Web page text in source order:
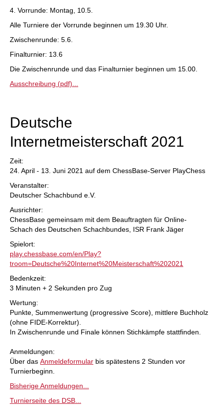
4. Vorrunde: Montag, 10.5.
Alle Turniere der Vorrunde beginnen um 19.30 Uhr.
Zwischenrunde: 5.6.
Finalturnier: 13.6
Die Zwischenrunde und das Finalturnier beginnen um 15.00.
Ausschreibung (pdf)...
Deutsche
Internetmeisterschaft 2021
Zeit:
24. April - 13. Juni 2021 auf dem ChessBase-Server PlayChess
Veranstalter:
Deutscher Schachbund e.V.
Ausrichter:
ChessBase gemeinsam mit dem Beauftragten für Online-
Schach des Deutschen Schachbundes, ISR Frank Jäger
Spielort:
play.chessbase.com/en/Play?
troom=Deutsche%20Internet%20Meisterschaft%202021
Bedenkzeit:
3 Minuten + 2 Sekunden pro Zug
Wertung:
Punkte, Summenwertung (progressive Score), mittlere Buchholz
(ohne FIDE-Korrektur).
In Zwischenrunde und Finale können Stichkämpfe stattfinden.
Anmeldungen:
Über das Anmeldeformular bis spätestens 2 Stunden vor
Turnierbeginn.
Bisherige Anmeldungen...
Turnierseite des DSB...